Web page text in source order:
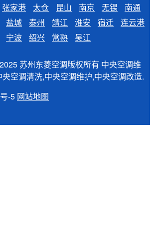
张家港 太仓 昆山 南京 无锡
南通
盐城 泰州 靖江 淮安 宿迁
连云港
宁波 绍兴 常熟 吴江
苏州东菱空调版权所有 中央空调维
空调清洗,中央空调维护,中央空调改造.
-5 网站地图